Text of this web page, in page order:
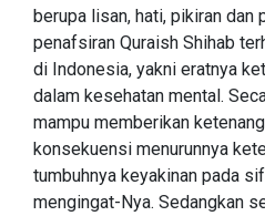
berupa lisan, hati, pikiran dan
penafsiran Quraish Shihab
di Indonesia, yakni eratnya
dalam kesehatan mental.
mampu memberikan
konsekuensi menurunnya
tumbuhnya keyakinan pada
mengingat-Nya. Sedangkan